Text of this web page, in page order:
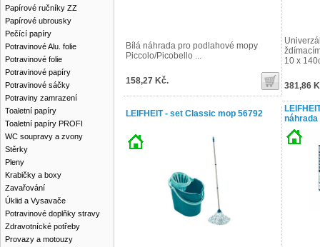
Papírové ručníky ZZ
Papírové ubrousky
Pečící papíry
Potravinové Alu. folie
Potravinové folie
Potravinové papíry
Potravinové sáčky
Potraviny zamrazení
Toaletní papíry
Toaletní papíry PROFI
WC soupravy a zvony
Stěrky
Pleny
Krabičky a boxy
Zavařování
Úklid a Vysavače
Potravinové doplňky stravy
Zdravotnícké potřeby
Provazy a motouzy
Bílá náhrada pro podlahové mopy
Piccolo/Picobello ...
158,27 Kč.
10 x
381,86
LEIFHEIT - set Classic mop 56792
náhrada